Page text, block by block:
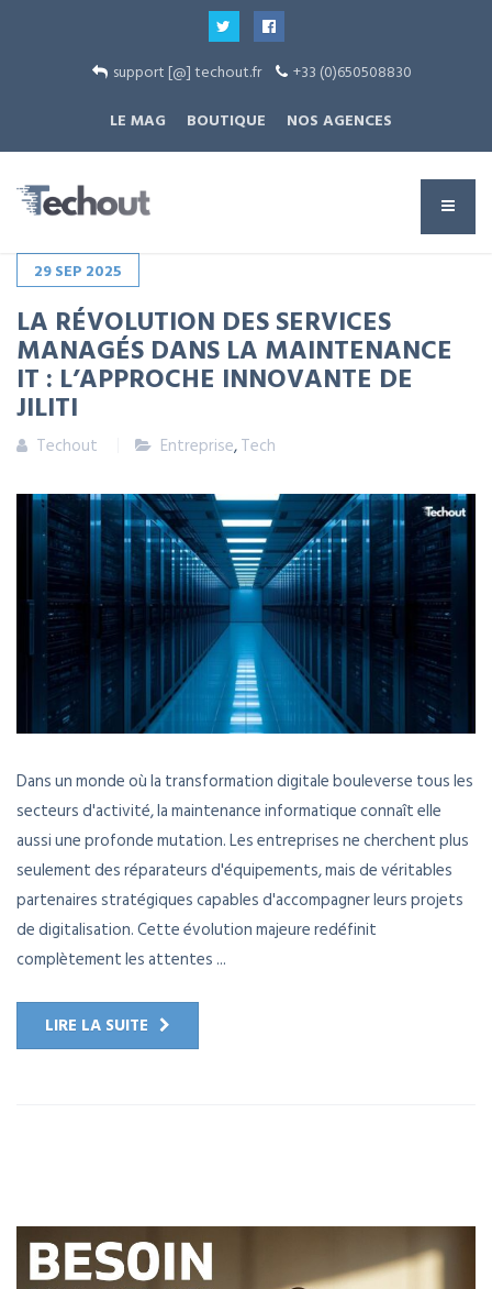
support [@] techout.fr
+33 (0)650508830
LE MAG
BOUTIQUE NOS AGENCES
29SEP 2025
LA RÉVOLUTION DES SERVICES
MANAGÉS DANS LA MAINTENANCE
IT : L’APPROCHE INNOVANTE DE
JILITI
Techout Entreprise,Tech
Dans un monde où la transformation digitale bouleverse tous les
secteurs d'activité, la maintenance informatique connaît elle
aussi une profonde mutation. Les entreprises ne cherchent plus
seulement des réparateurs d'équipements, mais de véritables
partenaires stratégiques capables d'accompagner leurs projets
de digitalisation. Cette évolution majeure redéfinit
complètement les attentes ...
LIRE LA SUITE